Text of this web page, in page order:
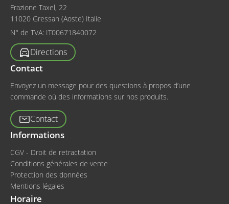
Frazione Taxel, 22
11020 Gressan (Aoste) Italie
N° de TVA: IT00671840072
Directions
Contact
Envoyez un message pour des questions à propos d’une
commande où des informations sur nos produits.
Contact
Informations
CGV - Droit de retractation
Conditions générales de vente
Protection des données
Mentions légales
Horaire